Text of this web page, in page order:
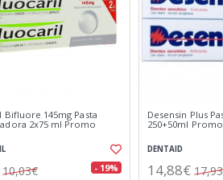
Bifluore 145mg Pasta
2x75 ml Promo
10,03€ - 19%
Desensin Plus
250+50ml Promo
DENTAID
14,88€